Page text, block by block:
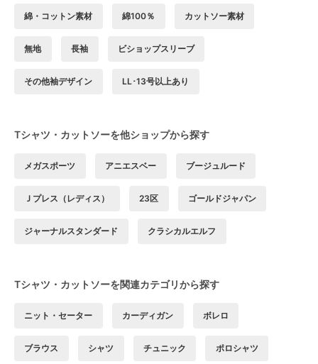
綿・コットン素材 綿100％ カットソー素材
無地 長袖 ビショップスリーブ
その他袖デザイン LL･13号以上あり
Tシャツ・カットソーを他ショップから探す
メガスポーツ アニエスベー ブージュルード
Ｊプレス（レディス） 23区 ゴールドジャパン
ジャーナルスタンダード クラシカルエルフ
Tシャツ・カットソーを関連カテゴリから探す
ニット・セーター カーディガン ボレロ
ブラウス シャツ チュニック ポロシャツ